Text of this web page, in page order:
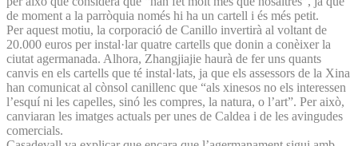
de moment a la parròquia només hi ha un cartell i és més petit.
Per aquest motiu, la corporació de Canillo invertirà al voltant de
20.000 euros per instal·lar quatre cartells que donin a conèixer la
ciutat agermanada. Alhora, Zhangjiajie haurà de fer uns quants
canvis en els cartells que té instal·lats, ja que els assessors de la Xina
han comunicat al cònsol canillenc que “als xinesos no els interessen
l’esquí ni les capelles, sinó les compres, la natura, o l’art”. Per això,
canviaran les imatges actuals per unes de Caldea i de les avingudes
comercials.